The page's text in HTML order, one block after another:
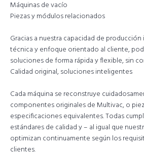
Máquinas de vacío
Piezas y módulos relacionados
Gracias a nuestra capacidad de
técnica y enfoque orientado al cliente,
soluciones de forma rápida y flexible, sin
Calidad original, soluciones inteligentes
Cada máquina se reconstruye
componentes originales de Multivac, o
especificaciones equivalentes. Todas
estándares de calidad y – al igual que
optimizan continuamente según los